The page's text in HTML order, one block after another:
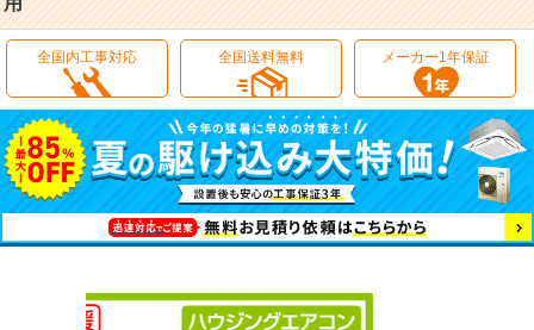
全国内工事対応 全国送料無料 メーカー1年保証